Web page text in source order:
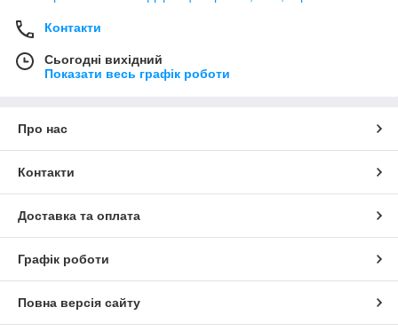
Контакти
Сьогодні вихідний
Показати весь графік роботи
Про нас
Контакти
Доставка та оплата
Графік роботи
Повна версія сайту